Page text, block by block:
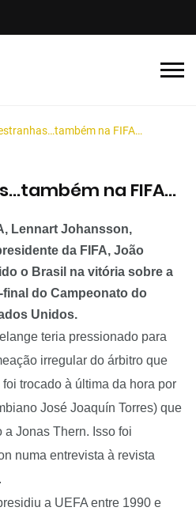
na FIFA…
na FIFA…
Lennart Johansson,
da FIFA, João
o Brasil na vitória sobre a
final do Campeonato do
Unidos.
teria pressionado para
irregular do árbitro que
foi trocado à última da hora por
José Joaquín Torres) que
a Jonas Thern. Isso foi
numa entrevista à revista
a UEFA entre 1990 e